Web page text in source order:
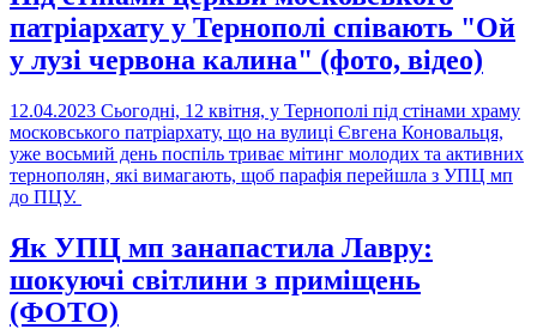
патріархату у Тернополі співають "Ой
у лузі червона калина" (фото, відео)
12.04.2023 Сьогодні, 12 квітня, у Тернополі під стінами храму
московського патріархату, що на вулиці Євгена Коновальця,
уже восьмий день поспіль триває мітинг молодих та активних
тернополян, які вимагають, щоб парафія перейшла з УПЦ мп
до ПЦУ.
Як УПЦ мп занапастила Лавру:
шокуючі світлини з приміщень
(ФОТО)